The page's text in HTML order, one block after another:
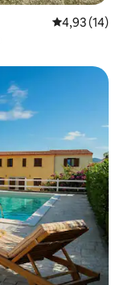
Середня
4,93 (14)